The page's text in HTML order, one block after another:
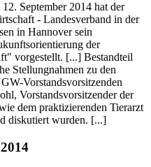
September 2014 hat der
- Landesverband in der
in Hannover sein
der
vorgestellt. [...] Bestandteil
Stellungnahmen zu den
Vorstandsvorsitzenden
Vorstandsvorsitzender der
dem praktizierenden Tierarzt
diskutiert wurden. [...]